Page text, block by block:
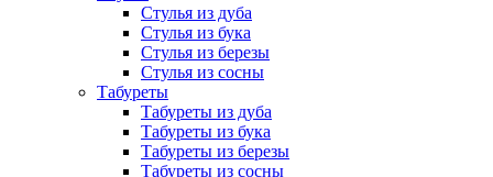
Стулья из дуба
Стулья из бука
Стулья из березы
Стулья из сосны
Табуреты
Табуреты из дуба
Табуреты из бука
Табуреты из березы
Табуреты из сосны